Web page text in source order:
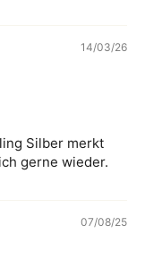
14/03/26
Silber merkt
gerne wieder.
07/08/25